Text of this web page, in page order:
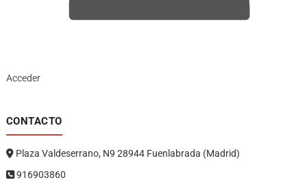
Acceder
CONTACTO
Plaza Valdeserrano, N9 28944 Fuenlabrada (Madrid)
916903860